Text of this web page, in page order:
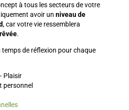
à tous les secteurs de votre
avoir un niveau de
, car votre vie ressemblera
.
de réflexion pour chaque
Plaisir
personnel